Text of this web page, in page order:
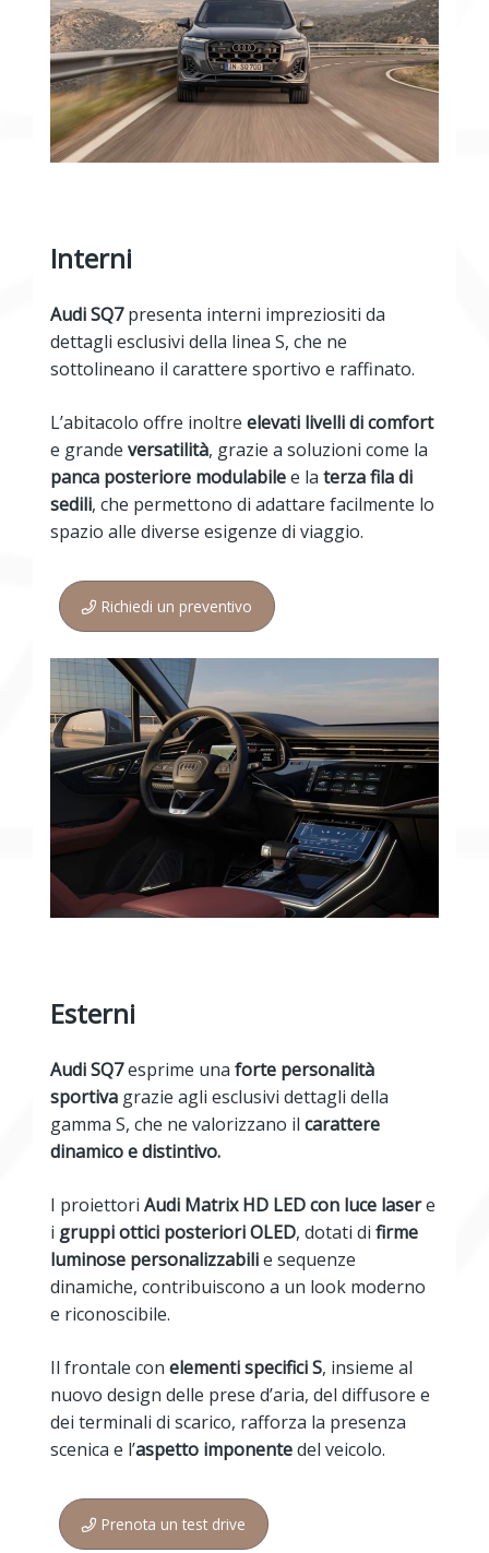
Interni
Audi SQ7presenta interni impreziositi da
dettagli esclusivi della linea S, che ne
sottolineano il carattere sportivo e raffinato.
L’abitacolo offre inoltre elevati livelli di comfort
e grande versatilità, grazie a soluzioni come la
panca posteriore modulabilee la terza fila di
sedili, che permettono di adattare facilmente lo
spazio alle diverse esigenze di viaggio.
Richiedi un preventivo
Esterni
Audi SQ7esprime una forte personalità
sportiva grazie agli esclusivi dettagli della
gamma S, che ne valorizzano il carattere
dinamico e distintivo.
I proiettori Audi Matrix HD LED con luce lasere
i gruppi ottici posteriori OLED, dotati di firme
luminose personalizzabilie sequenze
dinamiche, contribuiscono a un look moderno
e riconoscibile.
Il frontale con elementi specifici S, insieme al
nuovo design delle prese d’aria, del diffusore e
dei terminali di scarico, rafforza la presenza
scenica e l’aspetto imponentedel veicolo.
Prenota un test drive